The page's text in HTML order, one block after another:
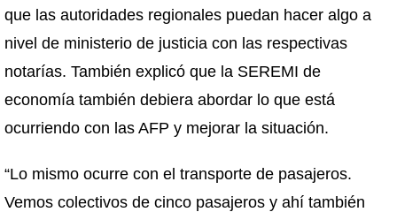
que las autoridades regionales puedan hacer algo a
nivel de ministerio de justicia con las respectivas
notarías. También explicó que la SEREMI de
economía también debiera abordar lo que está
ocurriendo con las AFP y mejorar la situación.
“Lo mismo ocurre con el transporte de pasajeros.
Vemos colectivos de cinco pasajeros y ahí también